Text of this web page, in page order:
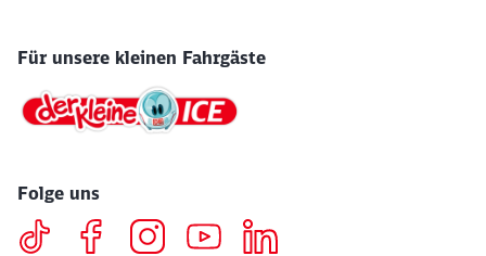
Für unsere kleinen Fahrgäste
Folge uns